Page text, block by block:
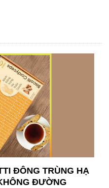
ĐÔNG TRÙNG HẠ
ĐƯỜNG